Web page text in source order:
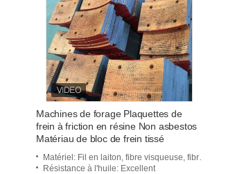
Machines de forage Plaquettes de
frein à friction en résine Non asbestos
Matériau de bloc de frein tissé
Matériel : Fil en laiton, fibre visqueuse, fibre de verre, résine, etc.
Résistance à l'huile: Excellent